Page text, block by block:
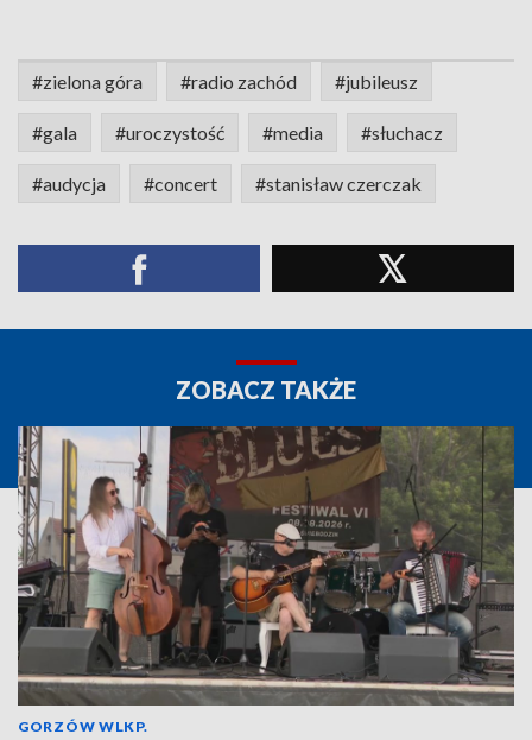
#zielona góra #radio zachód #jubileusz
#gala #uroczystość #media #słuchacz
#audycja #concert #stanisław czerczak
ZOBACZ TAKŻE
GORZÓW WLKP.